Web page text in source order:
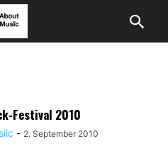
Festival 2010
- 2. September 2010